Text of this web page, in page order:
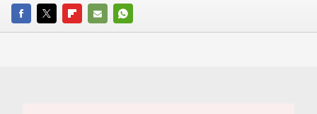
FACEBOOKTWITTERFLIPBOARD
E-
WHATSAPP